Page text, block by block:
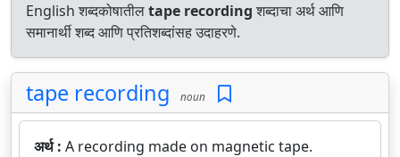
English शब्दकोषातीलtape recordingशब्दाचा अर्थ आणि
समानार्थी शब्द आणि प्रतिशब्दांसह उदाहरणे.
tape recording noun
अर्थ : A recording made on magnetic tape.